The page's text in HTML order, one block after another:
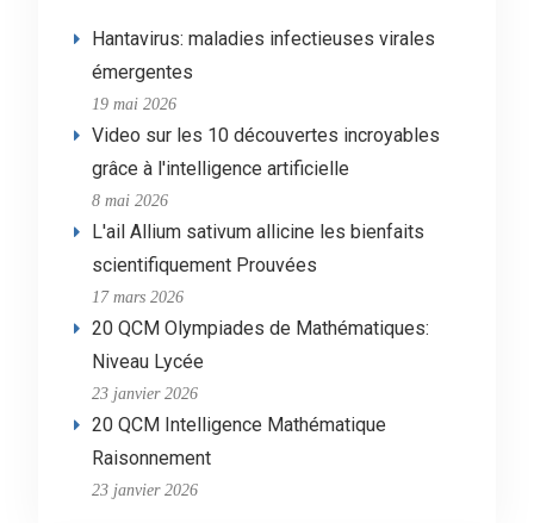
Hantavirus: maladies infectieuses virales
émergentes
19 mai 2026
Video sur les 10 découvertes incroyables
grâce à l'intelligence artificielle
8 mai 2026
L'ail Allium sativum allicine les bienfaits
scientifiquement Prouvées
17 mars 2026
20 QCM Olympiades de Mathématiques:
Niveau Lycée
23 janvier 2026
20 QCM Intelligence Mathématique
Raisonnement
23 janvier 2026